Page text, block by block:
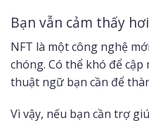
Bạn vẫn cảm thấy
NFT là một công nghệ
chóng. Có thể khó để
thuật ngữ bạn cần để
Vì vậy, nếu bạn cần trợ